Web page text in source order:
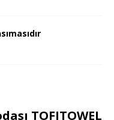
TOFITOWEL